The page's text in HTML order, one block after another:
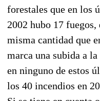
forestales que en los
2002 hubo 17
misma cantidad que
marca una subida a
en ninguno de estos
los 40 incendios en